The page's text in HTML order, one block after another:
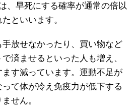
、早死にする確率が通常の倍以
といいます。
放せなかったり、買い物など
済ませるといった人も増え、
す減っています。運動不足が
て体が冷え免疫力が低下する
せん。